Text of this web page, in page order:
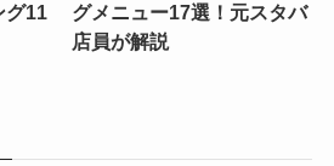
グ11
グメニュー17選！元スタバ
店員が解説